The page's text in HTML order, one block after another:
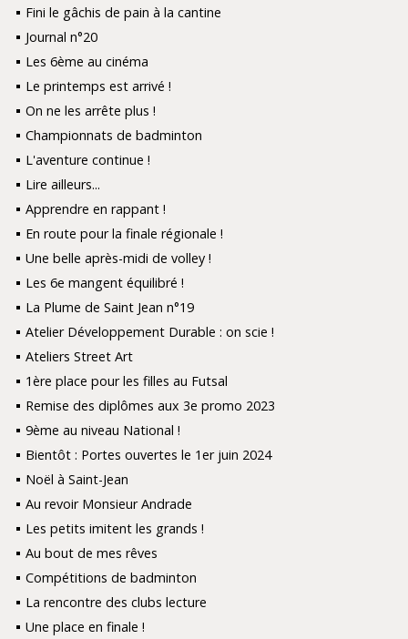
Fini le gâchis de pain à la cantine
Journal n°20
Les 6ème au cinéma
Le printemps est arrivé !
On ne les arrête plus !
Championnats de badminton
L'aventure continue !
Lire ailleurs...
Apprendre en rappant !
En route pour la finale régionale !
Une belle après-midi de volley !
Les 6e mangent équilibré !
La Plume de Saint Jean n°19
Atelier Développement Durable : on scie !
Ateliers Street Art
1ère place pour les filles au Futsal
Remise des diplômes aux 3e promo 2023
9ème au niveau National !
Bientôt : Portes ouvertes le 1er juin 2024
Noël à Saint-Jean
Au revoir Monsieur Andrade
Les petits imitent les grands !
Au bout de mes rêves
Compétitions de badminton
La rencontre des clubs lecture
Une place en finale !